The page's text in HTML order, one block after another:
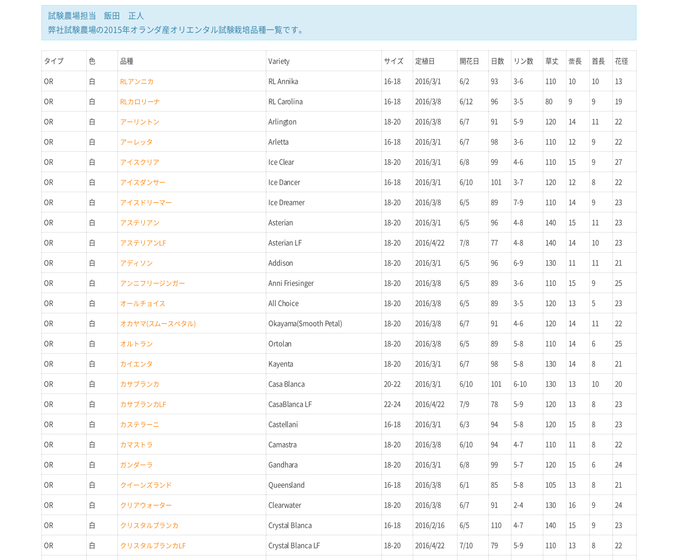
試験農場担当 飯田 正人
弊社試験農場の2015年オランダ産オリエンタル試験栽培品種一覧です。
タイプ 色 品種 Variety サイズ 定植日 開花日 日数 リン数 草丈 蕾長 首長 花径
OR 白 RLアンニカ RL Annika 16-18 2016/3/1 6/2 93 3-6 110 10 10 13
OR 白 RLカロリーナ RL Carolina 16-18 2016/3/8 6/12 96 3-5 80 9 9 19
OR 白 アーリントン Arlington 18-20 2016/3/8 6/7 91 5-9 120 14 11 22
OR 白 アーレッタ Arletta 16-18 2016/3/1 6/7 98 3-6 110 12 9 22
OR 白 アイスクリア Ice Clear 18-20 2016/3/1 6/8 99 4-6 110 15 9 27
OR 白 アイスダンサー Ice Dancer 16-18 2016/3/1 6/10 101 3-7 120 12 8 22
OR 白 アイスドリーマー Ice Dreamer 18-20 2016/3/8 6/5 89 7-9 110 14 9 23
OR 白 アステリアン Asterian 18-20 2016/3/1 6/5 96 4-8 140 15 11 23
OR 白 アステリアンLF Asterian LF 18-20 2016/4/22 7/8 77 4-8 140 14 10 23
OR 白 アディソン Addison 18-20 2016/3/1 6/5 96 6-9 130 11 11 21
OR 白 アンニフリージンガー Anni Friesinger 18-20 2016/3/8 6/5 89 3-6 110 15 9 25
OR 白 オールチョイス All Choice 18-20 2016/3/8 6/5 89 3-5 120 13 5 23
OR 白 オカヤマ(スムースペタル) Okayama(Smooth Petal) 18-20 2016/3/8 6/7 91 4-6 120 14 11 22
OR 白 オルトラン Ortolan 18-20 2016/3/8 6/5 89 5-8 110 14 6 25
OR 白 カイエンタ Kayenta 18-20 2016/3/1 6/7 98 5-8 130 14 8 21
OR 白 カサブランカ Casa Blanca 20-22 2016/3/1 6/10 101 6-10 130 13 10 20
OR 白 カサブランカLF CasaBlanca LF 22-24 2016/4/22 7/9 78 5-9 120 13 8 23
OR 白 カステラーニ Castellani 16-18 2016/3/1 6/3 94 5-8 120 15 8 23
OR 白 カマストラ Camastra 18-20 2016/3/8 6/10 94 4-7 110 11 8 22
OR 白 ガンダーラ Gandhara 18-20 2016/3/1 6/8 99 5-7 120 15 6 24
OR 白 クイーンズランド Queensland 16-18 2016/3/8 6/1 85 5-8 105 13 8 21
OR 白 クリアウォーター Clearwater 18-20 2016/3/8 6/7 91 2-4 130 16 9 24
OR 白 クリスタルブランカ Crystal Blanca 16-18 2016/2/16 6/5 110 4-7 140 15 9 23
OR 白 クリスタルブランカLF Crystal Blanca LF 18-20 2016/4/22 7/10 79 5-9 110 13 8 22